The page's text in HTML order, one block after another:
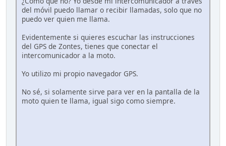
del móvil puedo llamar o recibir llamadas, solo que no
puedo ver quien me llama.
Evidentemente si quieres escuchar las instrucciones
del GPS de Zontes, tienes que conectar el
intercomunicador a la moto.
Yo utilizo mi propio navegador GPS.
No sé, si solamente sirve para ver en la pantalla de la
moto quien te llama, igual sigo como siempre.